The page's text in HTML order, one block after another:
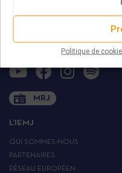
Politique de
+ 33 (0)1 45 82 20 52
MRJ
L’IEMJ
QUI SOMMES-NOUS
PARTENAIRES
RÉSEAU EUROPÉEN